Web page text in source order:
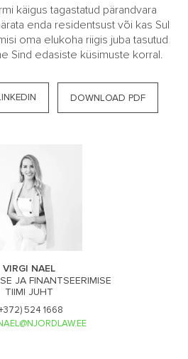
käigus tagastatud pärandvara
enda residentsust või kas Sul
oma elukoha riigis juba tasutud
Sind edasiste küsimuste korral.
DOWNLOAD PDF
VIRGI NAEL
JA FINANTSEERIMISE
TIIMI JUHT
524 1668